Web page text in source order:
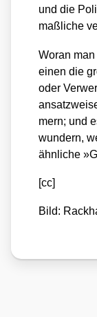
und die
maß­li­che
Wor­an
einen die
oder
mern; und
wun­dern,
ähn­li­che
[cc]
Bild: